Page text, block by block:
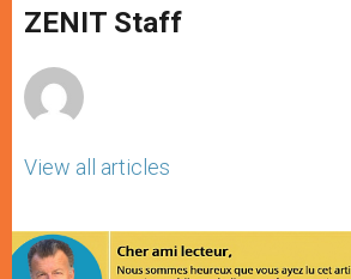
p
p
g
e
o
k
ZENIT Staff
View all articles